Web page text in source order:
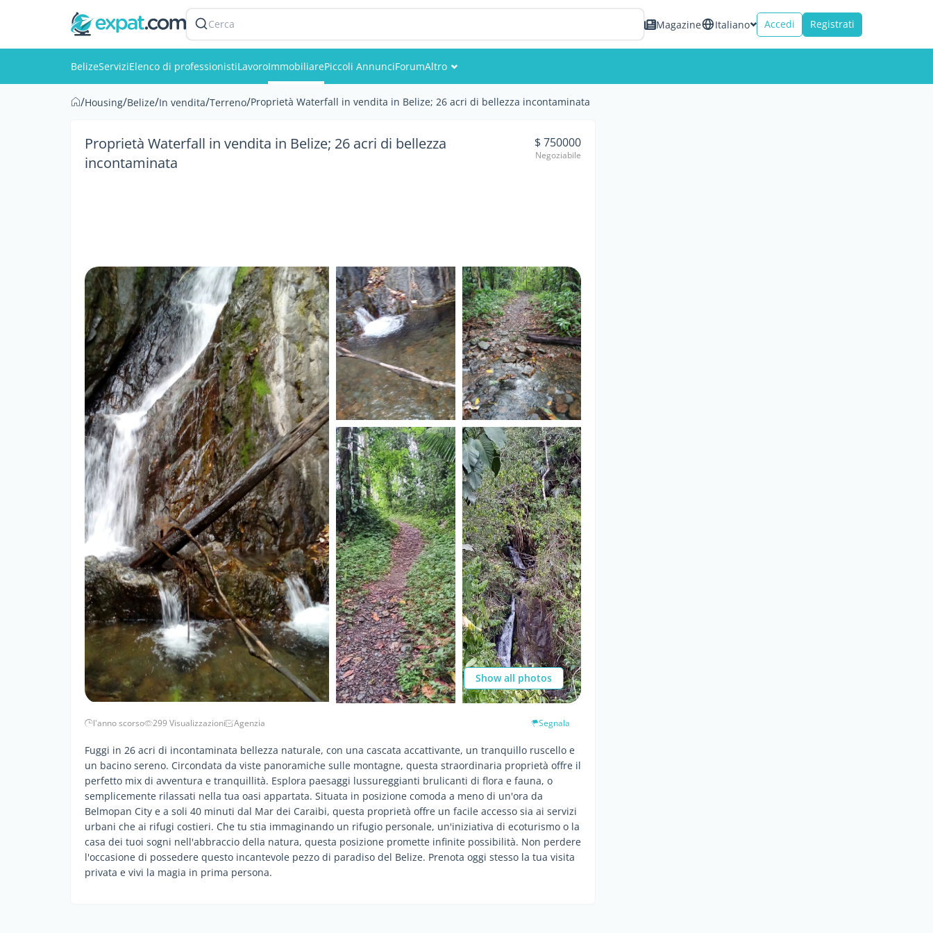
Cerca Magazine Italiano Accedi Registrati
BelizeServiziElenco di professionistiLavoroImmobiliarePiccoli AnnunciForumAltro
Eventi
/Housing/Belize/In vendita/Terreno/Proprietà Waterfall in vendita in Belize; 26 acri di bellezza incontaminata
Proprietà Waterfall in vendita in Belize; 26 acri di bellezza
incontaminata
$ 750000
Negoziabile
Show all photos
l'anno scorso 299 Visualizzazioni Agenzia Segnala
Fuggi in 26 acri di incontaminata bellezza naturale, con una cascata accattivante, un tranquillo ruscello e
un bacino sereno. Circondata da viste panoramiche sulle montagne, questa straordinaria proprietà offre il
perfetto mix di avventura e tranquillità. Esplora paesaggi lussureggianti brulicanti di flora e fauna, o
semplicemente rilassati nella tua oasi appartata. Situata in posizione comoda a meno di un'ora da
Belmopan City e a soli 40 minuti dal Mar dei Caraibi, questa proprietà offre un facile accesso sia ai servizi
urbani che ai rifugi costieri. Che tu stia immaginando un rifugio personale, un'iniziativa di ecoturismo o la
casa dei tuoi sogni nell'abbraccio della natura, questa posizione promette infinite possibilità. Non perdere
l'occasione di possedere questo incantevole pezzo di paradiso del Belize. Prenota oggi stesso la tua visita
privata e vivi la magia in prima persona.